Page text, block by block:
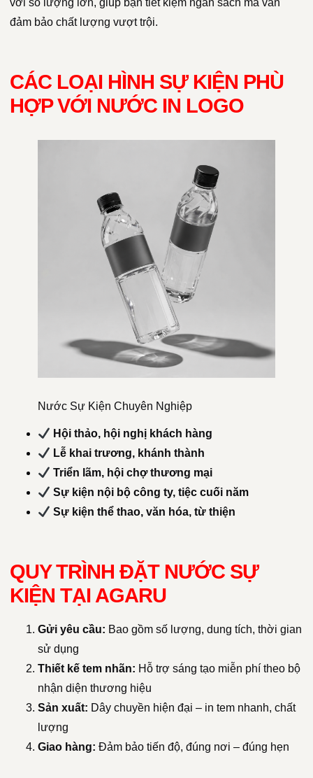
với số lượng lớn, giúp bạn tiết kiệm ngân sách mà vẫn
đảm bảo chất lượng vượt trội.
CÁC LOẠI HÌNH SỰ KIỆN PHÙ
HỢP VỚI NƯỚC IN LOGO
Nước Sự Kiện Chuyên Nghiệp
Hội thảo, hội nghị khách hàng
Lễ khai trương, khánh thành
Triển lãm, hội chợ thương mại
Sự kiện nội bộ công ty, tiệc cuối năm
Sự kiện thể thao, văn hóa, từ thiện
QUY TRÌNH ĐẶT NƯỚC SỰ
KIỆN TẠI AGARU
Gửi yêu cầu: Bao gồm số lượng, dung tích, thời gian
sử dụng
Thiết kế tem nhãn: Hỗ trợ sáng tạo miễn phí theo bộ
nhận diện thương hiệu
Sản xuất: Dây chuyền hiện đại – in tem nhanh, chất
lượng
Giao hàng: Đảm bảo tiến độ, đúng nơi – đúng hẹn